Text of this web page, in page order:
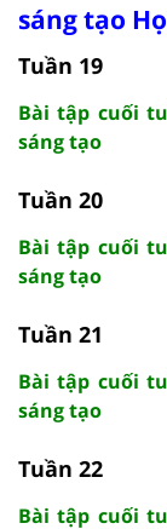
sáng tạo
Tuần 19
Bài tập cuối
sáng tạo
Tuần 20
Bài tập cuối
sáng tạo
Tuần 21
Bài tập cuối
sáng tạo
Tuần 22
Bài tập cuối